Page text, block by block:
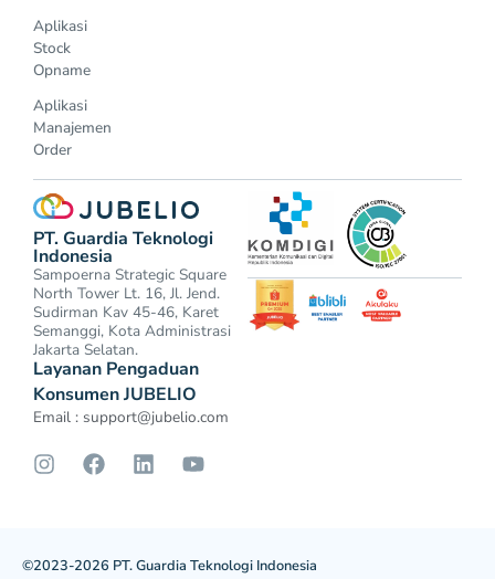
Aplikasi
Stock
Opname
Aplikasi
Manajemen
Order
PT. Guardia Teknologi
Indonesia
Sampoerna Strategic Square
North Tower Lt. 16, Jl. Jend.
Sudirman Kav 45-46, Karet
Semanggi, Kota Administrasi
Jakarta Selatan.
Layanan Pengaduan
Konsumen JUBELIO
Email : support@jubelio.com
©2023-2026 PT. Guardia Teknologi Indonesia